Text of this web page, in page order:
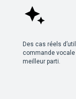
Des cas réels
commande
meilleur parti.